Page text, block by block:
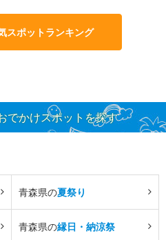
スポットランキング
でかけスポットを探す
青森県の夏祭り
青森県の縁日・納涼祭